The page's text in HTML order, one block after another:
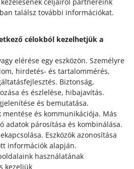
találsz további információkat.
célokból kezelhetjük a
elérése egy eszközön. Személyre
hirdetés- és tartalommérés,
. Biztonság,
és észlelése, hibajavítás.
és bemutatása.
és kommunikációja. Más
adatok párosítása és kombinálása.
. Eszközök azonosítása
információk alapján.
használatának
kezeljük
szóló e-mail
A KAPCSOLATOT